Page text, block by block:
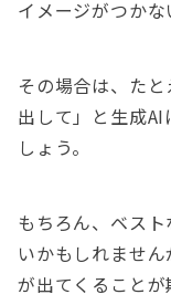
イメージがつかな
その場合は、た
出して」と生成
しょう。
もちろん、ベス
いかもしれませ
が出てくることが